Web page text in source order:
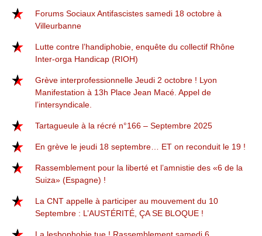
Forums Sociaux Antifascistes samedi 18 octobre à
Villeurbanne
Lutte contre l’handiphobie, enquête du collectif Rhône
Inter-orga Handicap (RIOH)
Grève interprofessionnelle Jeudi 2 octobre ! Lyon
Manifestation à 13h Place Jean Macé. Appel de
l’intersyndicale.
Tartagueule à la récré n°166 – Septembre 2025
En grève le jeudi 18 septembre… ET on reconduit le 19 !
Rassemblement pour la liberté et l’amnistie des «6 de la
Suiza» (Espagne) !
La CNT appelle à participer au mouvement du 10
Septembre : L’AUSTÉRITÉ, ÇA SE BLOQUE !